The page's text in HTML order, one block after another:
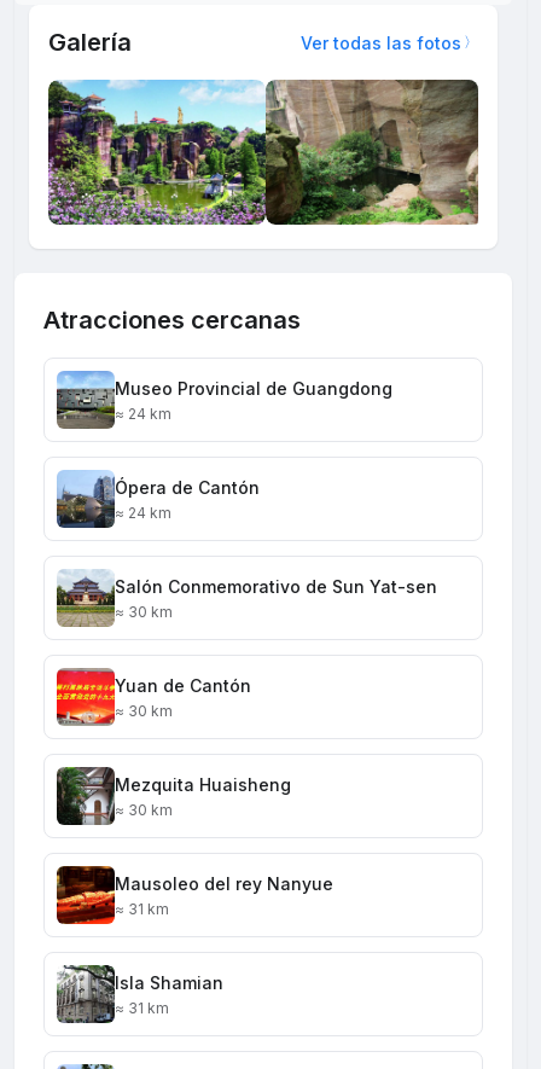
Galería Ver todas las fotos
Atracciones cercanas
Museo Provincial de Guangdong
≈ 24 km
Ópera de Cantón
≈ 24 km
Salón Conmemorativo de Sun Yat-sen
≈ 30 km
Yuan de Cantón
≈ 30 km
Mezquita Huaisheng
≈ 30 km
Mausoleo del rey Nanyue
≈ 31 km
Isla Shamian
≈ 31 km